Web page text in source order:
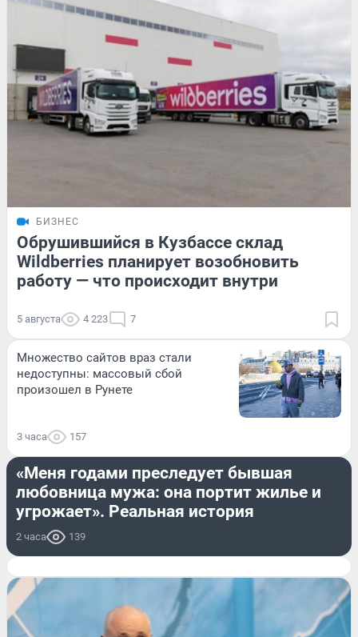
БИЗНЕС
Обрушившийся в Кузбассе склад
Wildberries планирует возобновить
работу — что происходит внутри
5 августа 4 223 7
Множество сайтов враз стали
недоступны: массовый сбой
произошел в Рунете
3 часа 157
ПРОИСШЕСТВИЯ
«Меня годами преследует бывшая
любовница мужа: она портит жилье и
угрожает». Реальная история
2 часа 139